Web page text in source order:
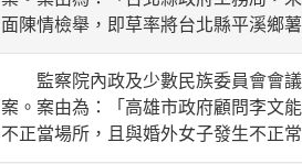
面陳情檢舉，即草率將台北縣平溪鄉
監察院內政及少數民族委員會會議
案。案由為：「高雄市政府顧問李文
不正當場所，且與婚外女子發生不正